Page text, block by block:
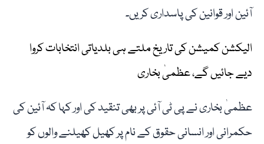
آئین اور قوانین کی پاسداری کریں۔
الیکشن کمیشن کی تاریخ ملتے ہی بلدیاتی انتخابات کروا
دیے جائیں گے، عظمیٰ بخاری
عظمیٰ بخاری نے پی ٹی آئی پر بھی تنقید کی اور کہا کہ آئین کی
حکمرانی اور انسانی حقوق کے نام پر کھیل کھیلنے والوں کو